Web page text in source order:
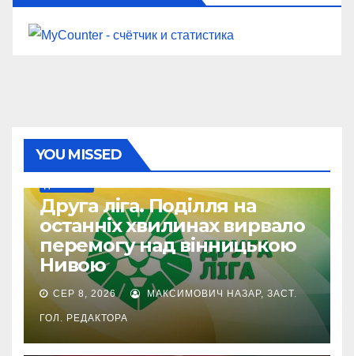
YOU MISSED
Друга ліга. Поділля на
останніх хвилинах вирвало
перемогу над вінницькою
Нивою
СЕР 8, 2026 МАКСИМОВИЧ НАЗАР, ЗАСТ.
ГОЛ. РЕДАКТОРА